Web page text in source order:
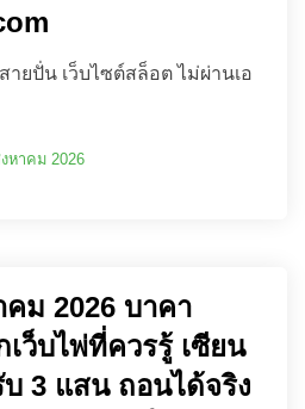
ายปั่น เว็บไซต์สล็อต ไม่ผ่านเอ
หาคม 2026
ม 2026 บาคา
เว็บไพ่ที่ควรรู้ เซียน
3 แสน ถอนได้จริง